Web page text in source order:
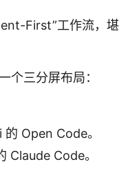
First”工作流，堪
个三分屏布局：
Open Code。
Claude Code。